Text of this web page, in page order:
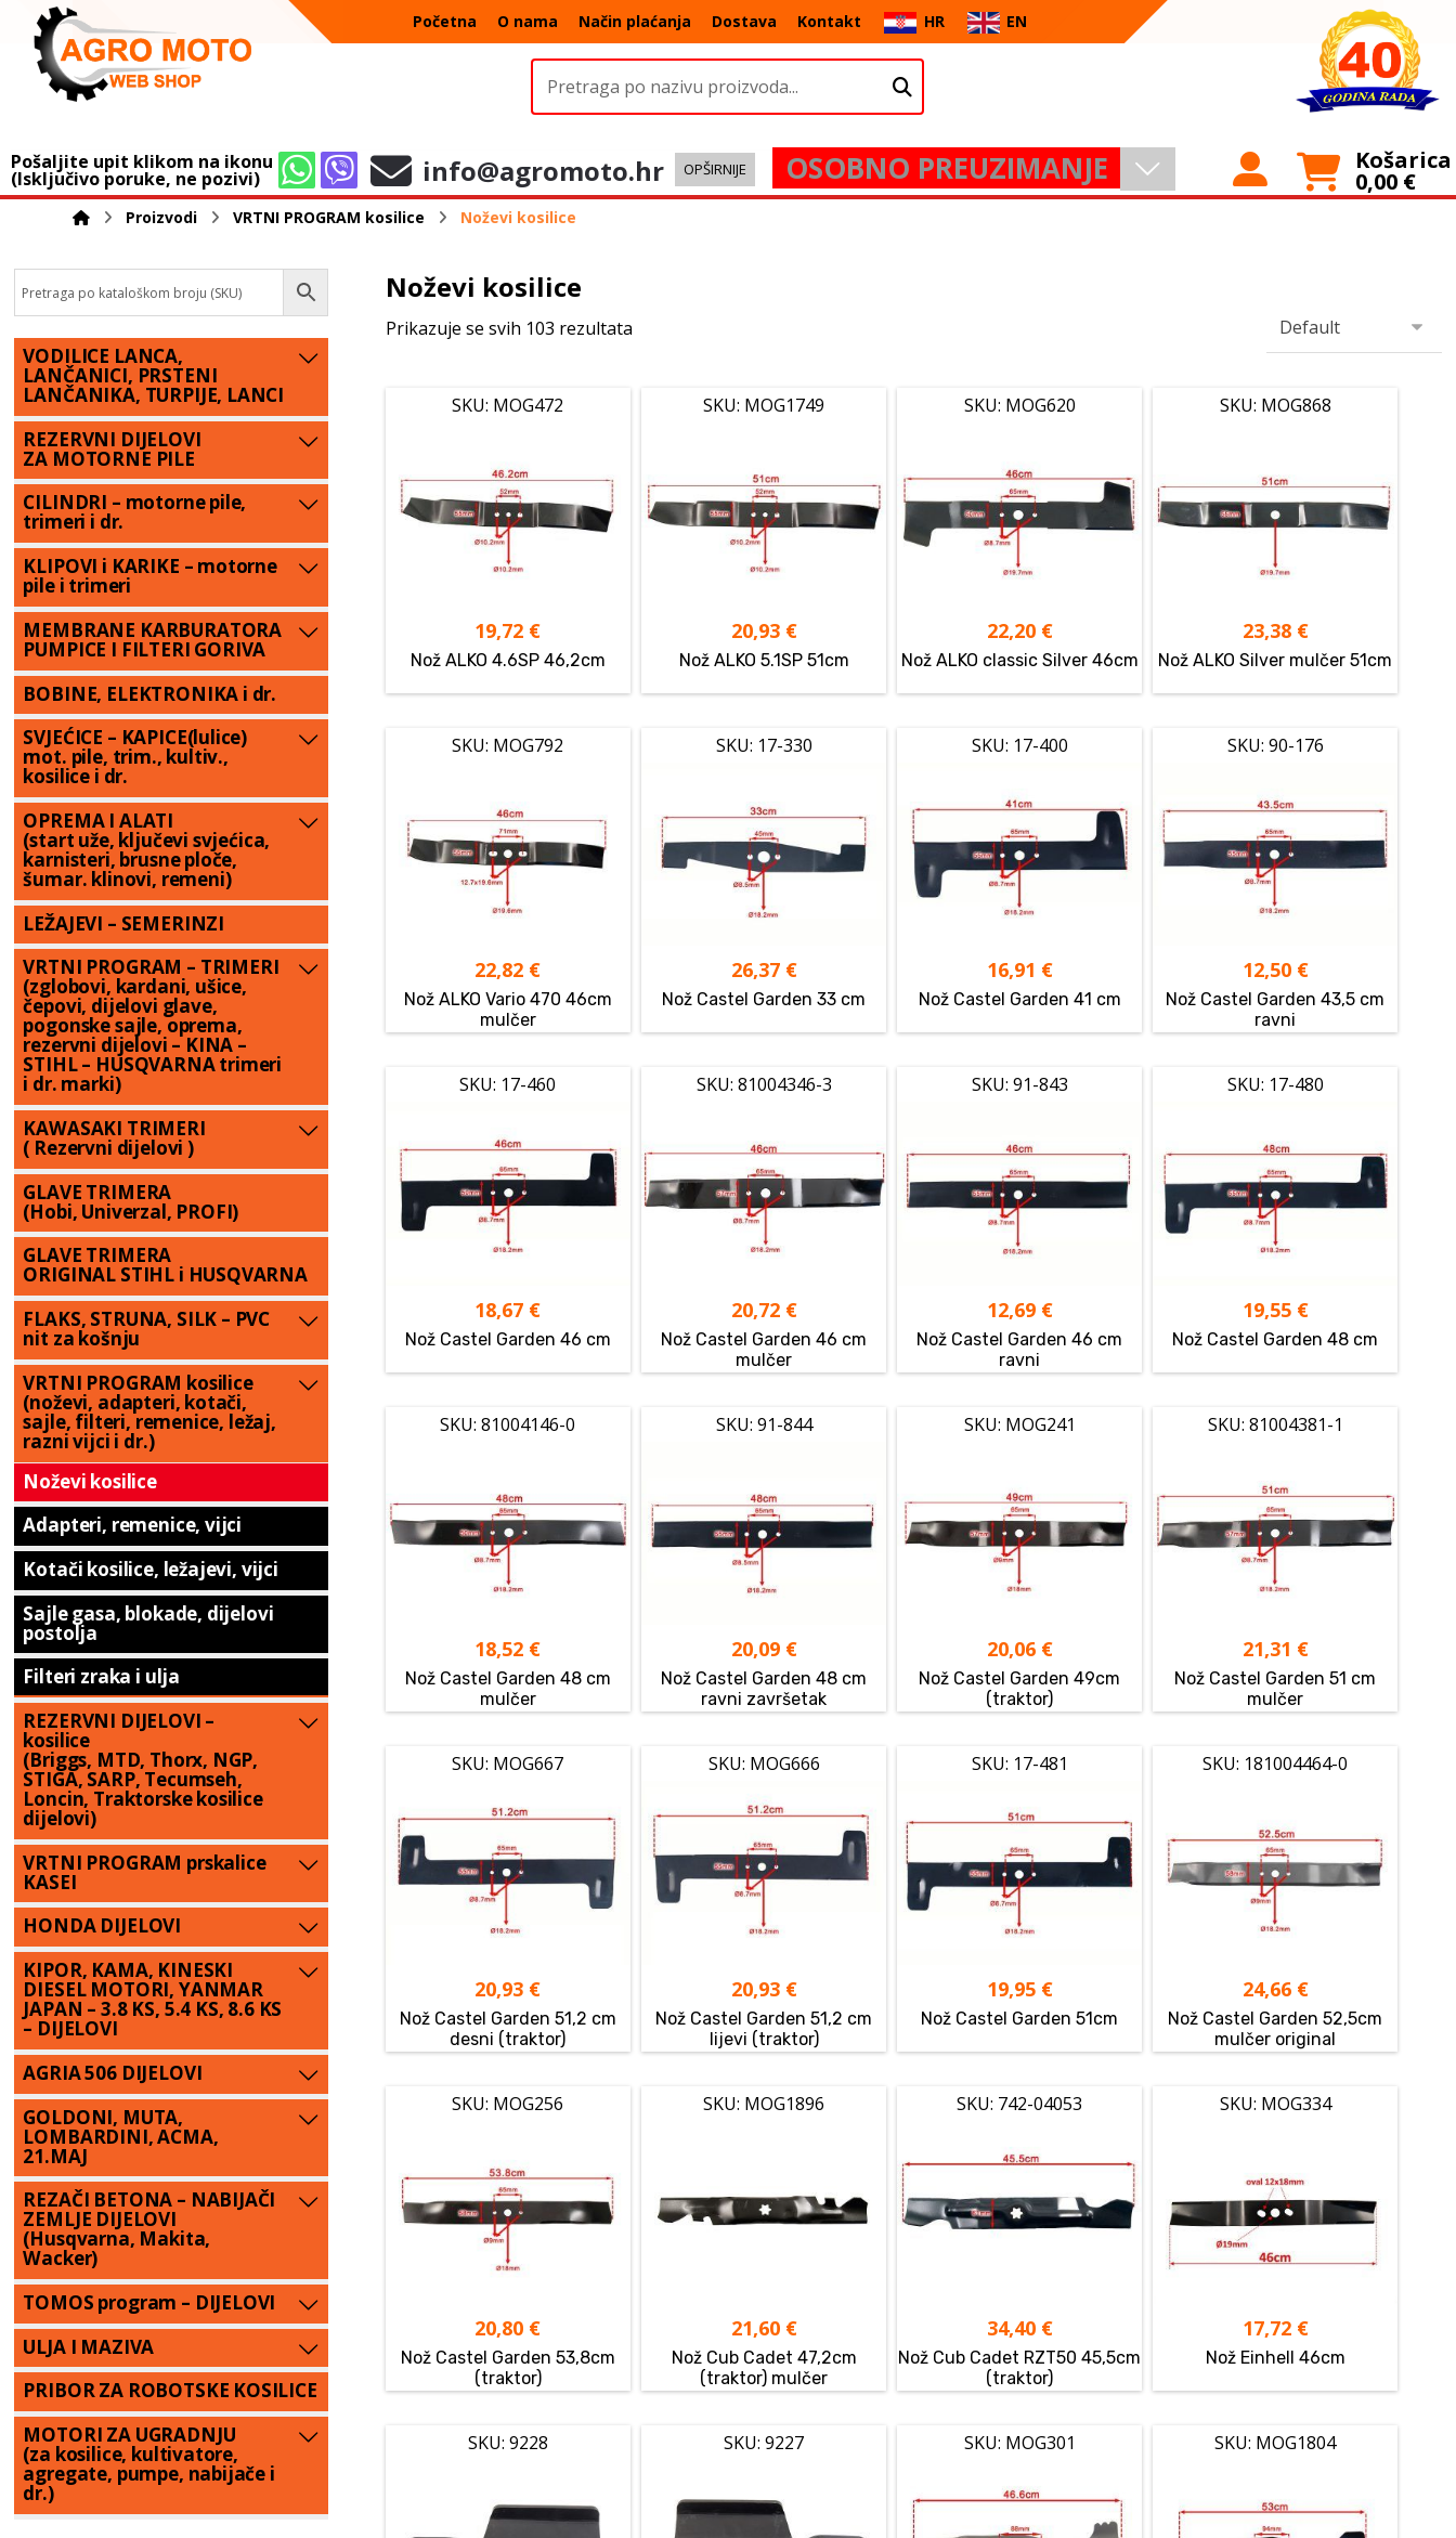
Početna O nama Način plaćanja Dostava Kontakt HR EN
Pošaljite upit klikom na ikonu
(Isključivo poruke, ne pozivi) info@agromoto.hr OPŠIRNIJE OSOBNO PREUZIMANJE Košarica
0,00 €
Proizvodi VRTNI PROGRAM kosilice Noževi kosilice
Noževi kosilice
Prikazuje se svih 103 rezultata
SKU: MOG472
19,72 €
Nož ALKO 4.6SP 46,2cm
SKU: MOG1749
20,93 €
Nož ALKO 5.1SP 51cm
SKU: MOG620
22,20 €
Nož ALKO classic Silver 46cm
SKU: MOG868
23,38 €
Nož ALKO Silver mulčer 51cm
SKU: MOG792
22,82 €
Nož ALKO Vario 470 46cm
mulčer
SKU: 17-330
26,37 €
Nož Castel Garden 33 cm
SKU: 17-400
16,91 €
Nož Castel Garden 41 cm
SKU: 90-176
12,50 €
Nož Castel Garden 43,5 cm
ravni
SKU: 17-460
18,67 €
Nož Castel Garden 46 cm
SKU: 81004346-3
20,72 €
Nož Castel Garden 46 cm
mulčer
SKU: 91-843
12,69 €
Nož Castel Garden 46 cm
ravni
SKU: 17-480
19,55 €
Nož Castel Garden 48 cm
SKU: 81004146-0
18,52 €
Nož Castel Garden 48 cm
mulčer
SKU: 91-844
20,09 €
Nož Castel Garden 48 cm
ravni završetak
SKU: MOG241
20,06 €
Nož Castel Garden 49cm
(traktor)
SKU: 81004381-1
21,31 €
Nož Castel Garden 51 cm
mulčer
SKU: MOG667
20,93 €
Nož Castel Garden 51,2 cm
desni (traktor)
SKU: MOG666
20,93 €
Nož Castel Garden 51,2 cm
lijevi (traktor)
SKU: 17-481
19,95 €
Nož Castel Garden 51cm
SKU: 181004464-0
24,66 €
Nož Castel Garden 52,5cm
mulčer original
SKU: MOG256
20,80 €
Nož Castel Garden 53,8cm
(traktor)
SKU: MOG1896
21,60 €
Nož Cub Cadet 47,2cm
(traktor) mulčer
SKU: 742-04053
34,40 €
Nož Cub Cadet RZT50 45,5cm
(traktor)
SKU: MOG334
17,72 €
Nož Einhell 46cm
SKU: 9228 SKU: 9227 SKU: MOG301 SKU: MOG1804
VODILICE LANCA,
LANČANICI, PRSTENI
LANČANIKA, TURPIJE, LANCI
REZERVNI DIJELOVI
ZA MOTORNE PILE
CILINDRI – motorne pile,
trimeri i dr.
KLIPOVI i KARIKE – motorne
pile i trimeri
MEMBRANE KARBURATORA
PUMPICE I FILTERI GORIVA
BOBINE, ELEKTRONIKA i dr.
SVJEĆICE – KAPICE(lulice)
mot. pile, trim., kultiv.,
kosilice i dr.
OPREMA I ALATI
(start uže, ključevi svjećica,
karnisteri, brusne ploče,
šumar. klinovi, remeni)
LEŽAJEVI – SEMERINZI
VRTNI PROGRAM – TRIMERI
(zglobovi, kardani, ušice,
čepovi, dijelovi glave,
pogonske sajle, oprema,
rezervni dijelovi – KINA –
STIHL – HUSQVARNA trimeri
i dr. marki)
KAWASAKI TRIMERI
( Rezervni dijelovi )
GLAVE TRIMERA
(Hobi, Univerzal, PROFI)
GLAVE TRIMERA
ORIGINAL STIHL i HUSQVARNA
FLAKS, STRUNA, SILK – PVC
nit za košnju
VRTNI PROGRAM kosilice
(noževi, adapteri, kotači,
sajle, filteri, remenice, ležaj,
razni vijci i dr.)
Noževi kosilice
Adapteri, remenice, vijci
Kotači kosilice, ležajevi, vijci
Sajle gasa, blokade, dijelovi
postolja
Filteri zraka i ulja
REZERVNI DIJELOVI –
kosilice
(Briggs, MTD, Thorx, NGP,
STIGA, SARP, Tecumseh,
Loncin, Traktorske kosilice
dijelovi)
VRTNI PROGRAM prskalice
KASEI
HONDA DIJELOVI
KIPOR, KAMA, KINESKI
DIESEL MOTORI, YANMAR
JAPAN – 3.8 KS, 5.4 KS, 8.6 KS
– DIJELOVI
AGRIA 506 DIJELOVI
GOLDONI, MUTA,
LOMBARDINI, ACMA,
21.MAJ
REZAČI BETONA – NABIJAČI
ZEMLJE DIJELOVI
(Husqvarna, Makita,
Wacker)
TOMOS program – DIJELOVI
ULJA I MAZIVA
PRIBOR ZA ROBOTSKE KOSILICE
MOTORI ZA UGRADNJU
(za kosilice, kultivatore,
agregate, pumpe, nabijače i
dr.)